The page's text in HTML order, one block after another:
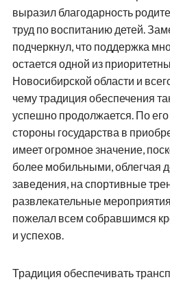
выразил благодарность
труд по воспитанию детей.
подчеркнул, что поддержка
остается одной из
Новосибирской области и
чему традиция обеспечения
успешно продолжается. По
стороны государства в
имеет огромное значение,
более мобильными, облегчая
заведения, на спортивные
развлекательные
пожелал всем собравшимся
и успехов.
Традиция обеспечивать